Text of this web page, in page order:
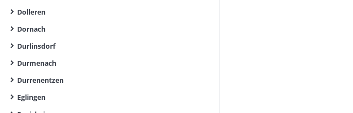
Dolleren
Dornach
Durlinsdorf
Durmenach
Durrenentzen
Eglingen